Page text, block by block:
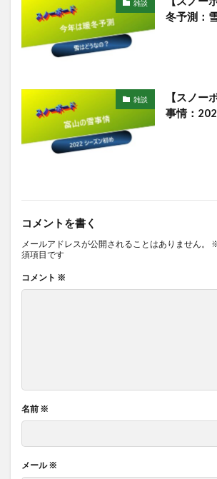
雑談
冬予測：
雑談
【スノー
事情：
コメントを書く
メールアドレスが公開されることはありません。
須項目です
コメント ※
名前 ※
メール※